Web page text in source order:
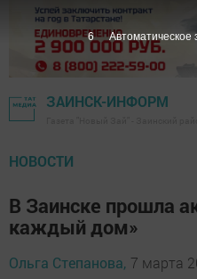
ЗАИНСК-ИНФОРМ
НОВОСТИ
В Заинске прошла
каждый дом»
Ольга Степанова, 7 марта
5 Автоматическое